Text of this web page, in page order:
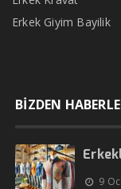
Erkek Giyim Bayilik
BİZDEN
9